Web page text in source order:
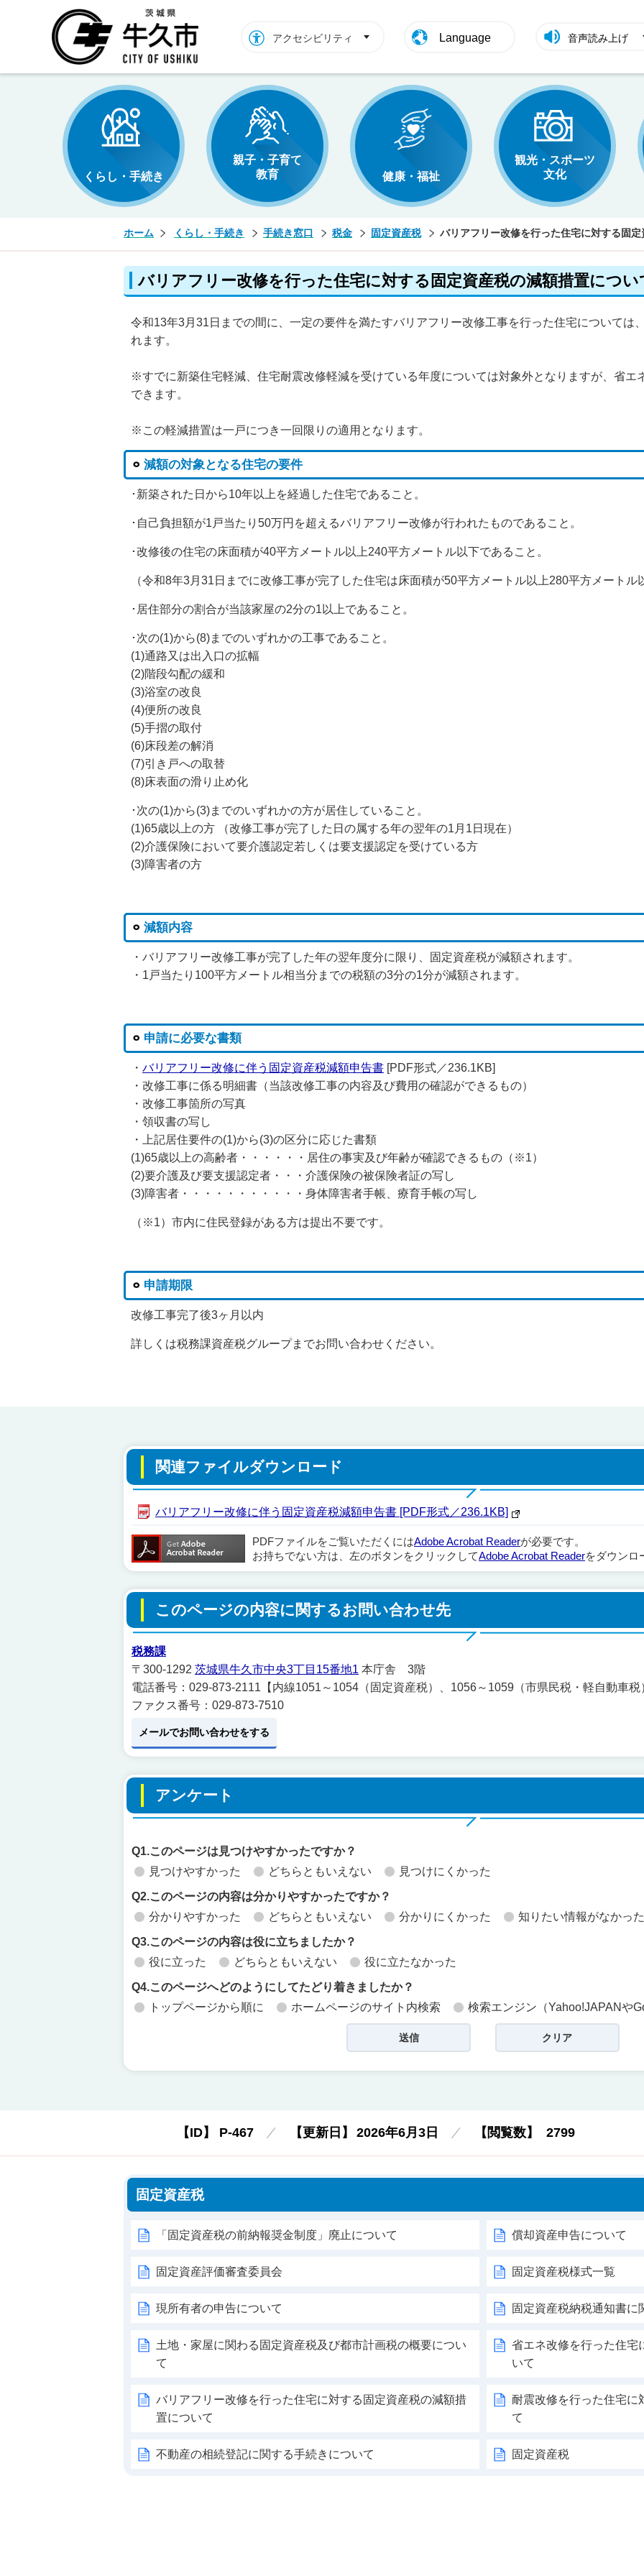
アクセシビリティ Language 音声読み上げ
くらし・手続き
親子・子育て
教育
健康・福祉
観光・スポーツ
文化
ホーム くらし・手続き 手続き窓口 税金 固定資産税 バリアフリー改修を行った住宅に対する固
バリアフリー改修を行った住宅に対する固定資産税の減額措置につい
令和13年3月31日までの間に、一定の要件を満たすバリアフリー改修工事を行った住宅については
れます。
※すでに新築住宅軽減、住宅耐震改修軽減を受けている年度については対象外となりますが、省エ
できます。
※この軽減措置は一戸につき一回限りの適用となります。
減額の対象となる住宅の要件
･新築された日から10年以上を経過した住宅であること。
･自己負担額が1戸当たり50万円を超えるバリアフリー改修が行われたものであること。
･改修後の住宅の床面積が40平方メートル以上240平方メートル以下であること。
（令和8年3月31日までに改修工事が完了した住宅は床面積が50平方メートル以上280平方メートル
･居住部分の割合が当該家屋の2分の1以上であること。
･次の(1)から(8)までのいずれかの工事であること。
(1)通路又は出入口の拡幅
(2)階段勾配の緩和
(3)浴室の改良
(4)便所の改良
(5)手摺の取付
(6)床段差の解消
(7)引き戸への取替
(8)床表面の滑り止め化
･次の(1)から(3)までのいずれかの方が居住していること。
(1)65歳以上の方 （改修工事が完了した日の属する年の翌年の1月1日現在）
(2)介護保険において要介護認定若しくは要支援認定を受けている方
(3)障害者の方
減額内容
・バリアフリー改修工事が完了した年の翌年度分に限り、固定資産税が減額されます。
・1戸当たり100平方メートル相当分までの税額の3分の1分が減額されます。
申請に必要な書類
・ バリアフリー改修に伴う固定資産税減額申告書 [PDF形式／236.1KB]
・改修工事に係る明細書（当該改修工事の内容及び費用の確認ができるもの）
・改修工事箇所の写真
・領収書の写し
・上記居住要件の(1)から(3)の区分に応じた書類
(1)65歳以上の高齢者・・・・・・居住の事実及び年齢が確認できるもの（※1）
(2)要介護及び要支援認定者・・・介護保険の被保険者証の写し
(3)障害者・・・・・・・・・・・身体障害者手帳、療育手帳の写し
（※1）市内に住民登録がある方は提出不要です。
申請期限
改修工事完了後3ヶ月以内
詳しくは税務課資産税グループまでお問い合わせください。
関連ファイルダウンロード
バリアフリー改修に伴う固定資産税減額申告書 [PDF形式／236.1KB]
PDFファイルをご覧いただくにはAdobe Acrobat Readerが必要です。
お持ちでない方は、左のボタンをクリックしてAdobe Acrobat Readerをダウンロ
このページの内容に関するお問い合わせ先
税務課
〒300-1292 茨城県牛久市中央3丁目15番地1 本庁舎 3階
電話番号：029-873-2111【内線1051～1054（固定資産税）、1056～1059（市県民税・軽自動車税
ファクス番号：029-873-7510
メールでお問い合わせをする
アンケート
Q1.このページは見つけやすかったですか？
見つけやすかった
どちらともいえない 見つけにくかった
Q2.このページの内容は分かりやすかったですか？
分かりやすかった
どちらともいえない 分かりにくかった 知りたい情報がなかった
Q3.このページの内容は役に立ちましたか？
役に立った
どちらともいえない 役に立たなかった
Q4.このページへどのようにしてたどり着きましたか？
トップページから順に
ホームページのサイト内検索 検索エンジン（Yahoo!JAPANや
【ID】 P-467 【更新日】 2026年6月3日 【閲覧数】 2799
固定資産税
「固定資産税の前納報奨金制度」廃止について 償却資産申告について
固定資産評価審査委員会 固定資産税様式一覧
現所有者の申告について 固定資産税納税通知書に
土地・家屋に関わる固定資産税及び都市計画税の概要につい
て
省エネ改修を行った住宅
いて
バリアフリー改修を行った住宅に対する固定資産税の減額措
置について
耐震改修を行った住宅に
て
不動産の相続登記に関する手続きについて 固定資産税